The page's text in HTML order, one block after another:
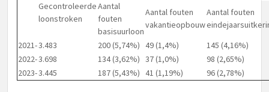
Gecontroleerde
loonstroken
Aantal
fouten
basisuurloon
Aantal fouten
vakantieopbouw
Aantal fouten
2021-3.483 200 (5,74%) 49 (1,4%)
145 (4,16%)
2022-3.698 134 (3,62%) 37 (1,0%)
98 (2,65%)
2023-3.445 187 (5,43%) 41 (1,19%) 96 (2,78%)